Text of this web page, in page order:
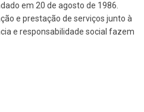
em 20 de agosto de 1986.
e prestação de serviços junto à
e responsabilidade social fazem